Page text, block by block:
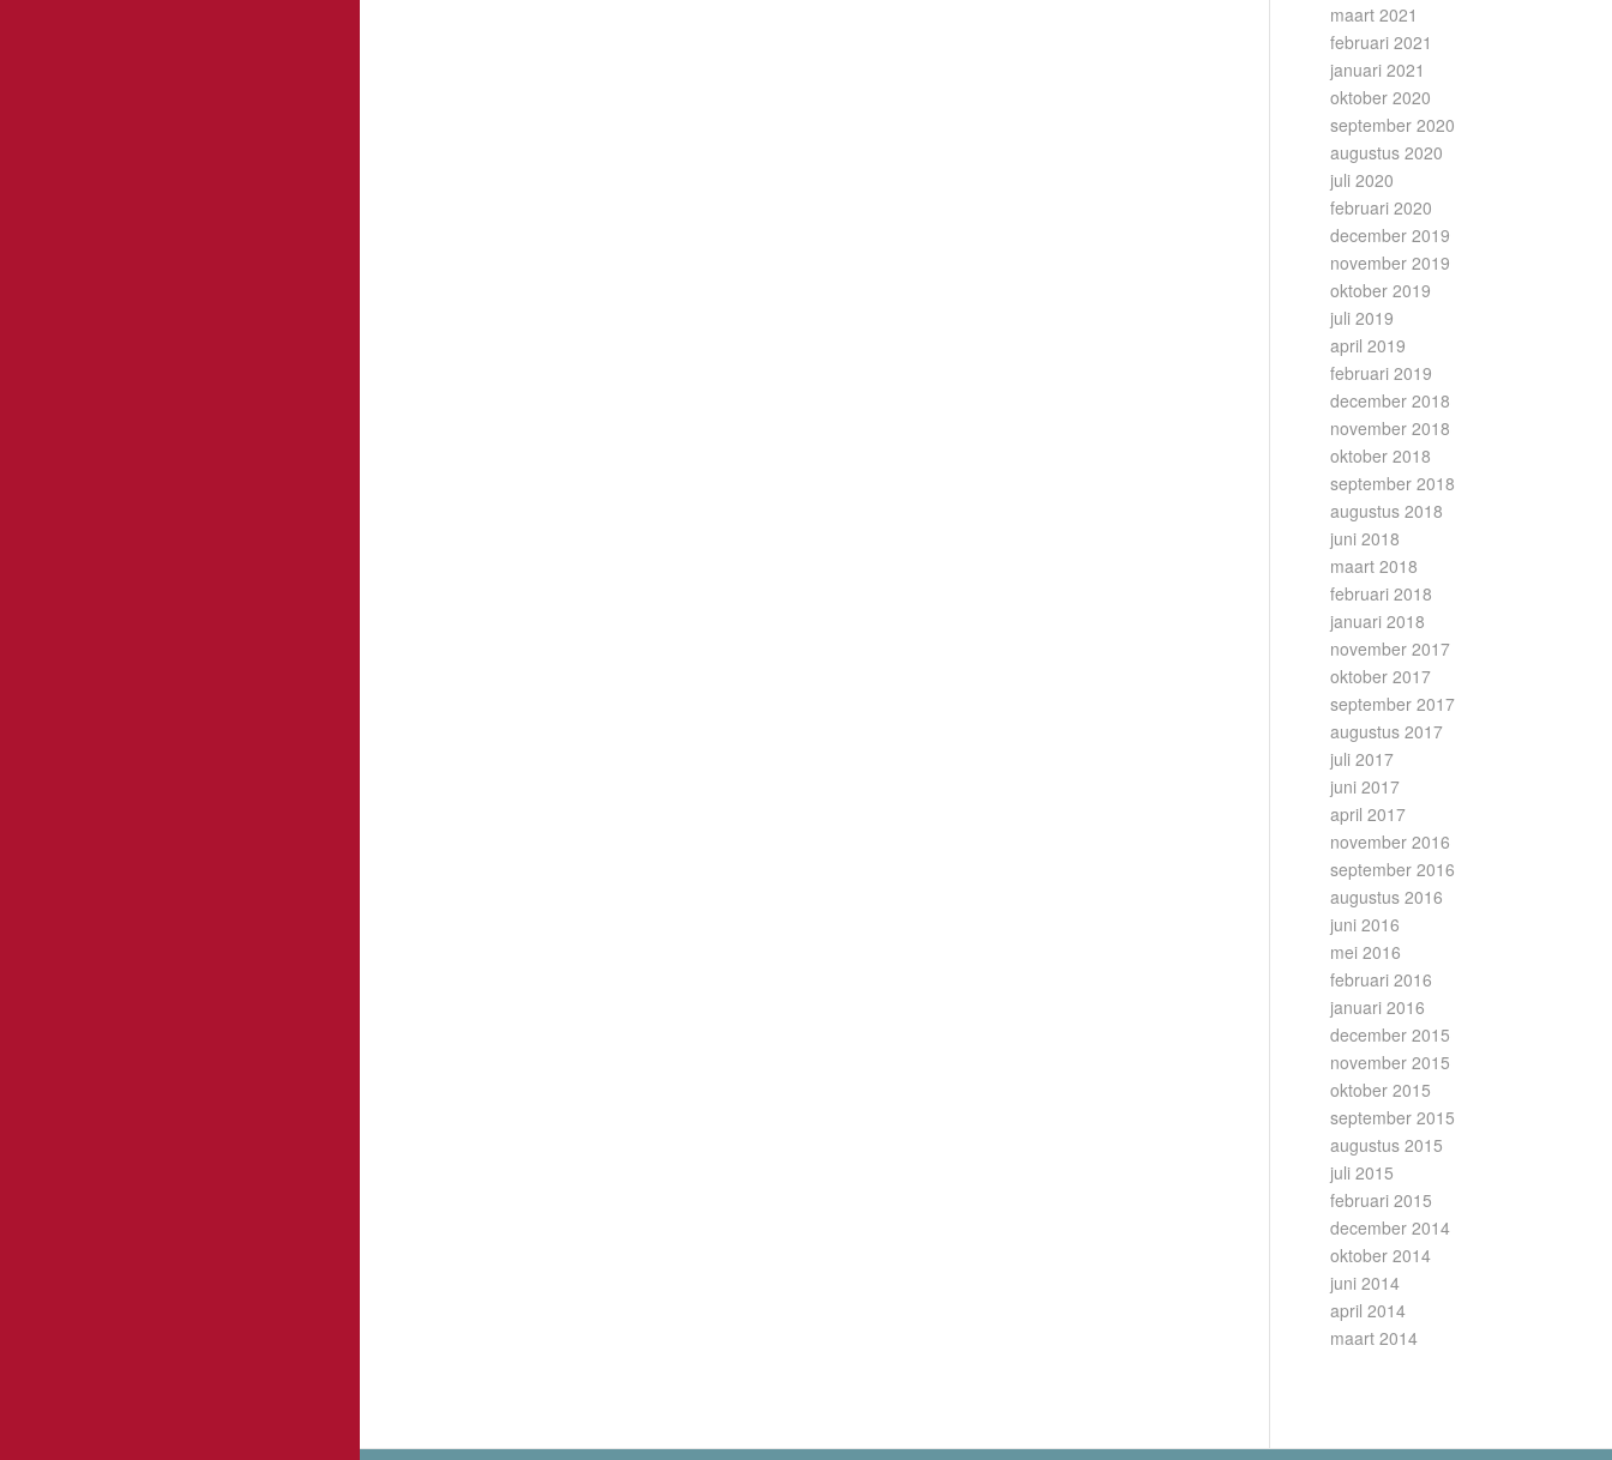
maart 2021
februari 2021
januari 2021
oktober 2020
september 2020
augustus 2020
juli 2020
februari 2020
december 2019
november 2019
oktober 2019
juli 2019
april 2019
februari 2019
december 2018
november 2018
oktober 2018
september 2018
augustus 2018
juni 2018
maart 2018
februari 2018
januari 2018
november 2017
oktober 2017
september 2017
augustus 2017
juli 2017
juni 2017
april 2017
november 2016
september 2016
augustus 2016
juni 2016
mei 2016
februari 2016
januari 2016
december 2015
november 2015
oktober 2015
september 2015
augustus 2015
juli 2015
februari 2015
december 2014
oktober 2014
juni 2014
april 2014
maart 2014